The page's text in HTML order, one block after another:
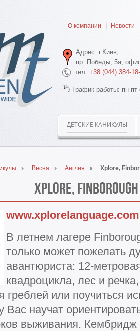
О компании Новости
Адрес: г.Киев,
пр. Победы, 5а,
тел. +38 (044) 384-
График работы: пн-
ДЕТСКИЕ КАНИКУЛЫ
Весна Англия Xplore,
Xplore,
www.xplorelanguage.com
В летнем лагере
только может пожелать
авантюриста: 12-
квадроцикла, лес и
греблей или поучиться
Вас научат
выживания. Кембридж